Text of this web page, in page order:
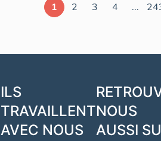
1 2 3 4 ...
ILS
TRAVAILLENT
AVEC NOUS
NOUS
AUSSI